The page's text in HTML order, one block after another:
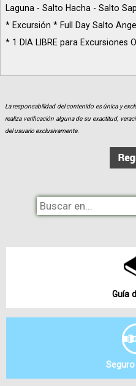
Laguna - Salto Hacha - Salto
* Excursión * Full Day Salto Angel
* 1 DIA LIBRE para Excursiones
La responsabilidad del contenido es única y
realiza verificación alguna de su exactitud,
del usuario exclusivamente.
Guía